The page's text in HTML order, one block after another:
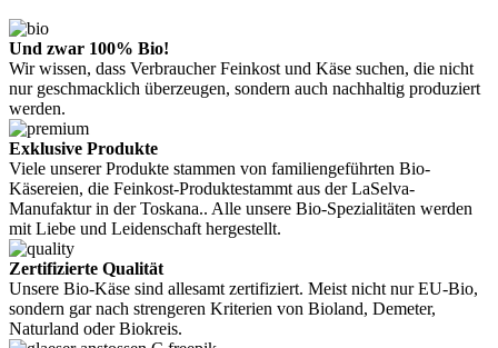
Und zwar 100% Bio!
Wir wissen, dass Verbraucher Feinkost und Käse suchen, die nicht
nur geschmacklich überzeugen, sondern auch nachhaltig produziert
werden.
Exklusive Produkte
Viele unserer Produkte stammen von familiengeführten Bio-
Käsereien, die Feinkost-Produktestammt aus der LaSelva-
Manufaktur in der Toskana.. Alle unsere Bio-Spezialitäten werden
mit Liebe und Leidenschaft hergestellt.
Zertifizierte Qualität
Unsere Bio-Käse sind allesamt zertifiziert. Meist nicht nur EU-Bio,
sondern gar nach strengeren Kriterien von Bioland, Demeter,
Naturland oder Biokreis.